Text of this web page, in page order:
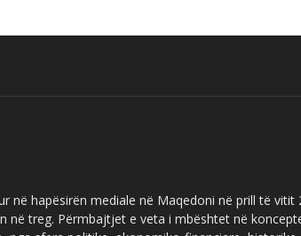
në hapësirën mediale në Maqedoni në prill të
në treg. Përmbajtjet e veta i mbështet në